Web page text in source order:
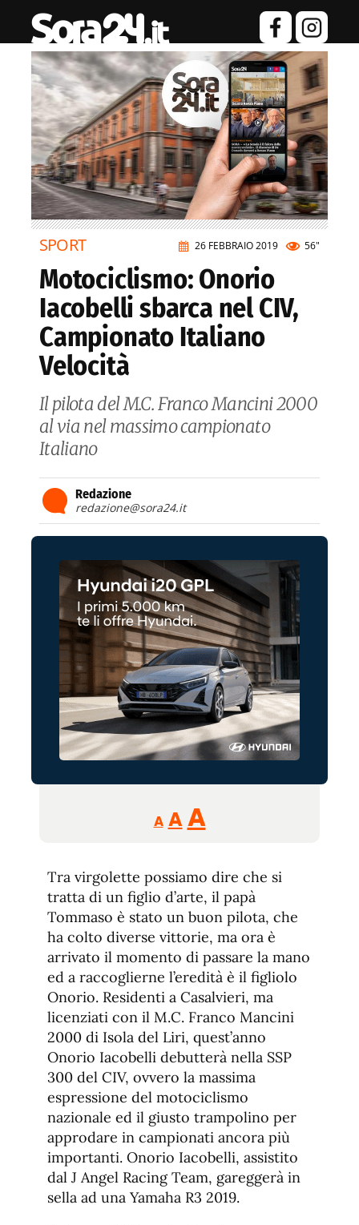
26 FEBBRAIO 2019 56"
SPORT
Motociclismo: Onorio
Iacobelli sbarca nel CIV,
Campionato Italiano
Velocità
Il pilota del M.C. Franco Mancini 2000
al via nel massimo campionato
Italiano
Redazione
redazione@sora24.it
A
Reducir
tamaño
A Restablecer
fuente
AAumentar
de
fuente.
Tra virgolette possiamo dire che si
tratta di un figlio d’arte, il papà
Tommaso è stato un buon pilota, che
ha colto diverse vittorie, ma ora è
arrivato il momento di passare la mano
ed a raccoglierne l’eredità è il figliolo
Onorio. Residenti a Casalvieri, ma
licenziati con il M.C. Franco Mancini
2000 di Isola del Liri, quest’anno
Onorio Iacobelli debutterà nella SSP
300 del CIV, ovvero la massima
espressione del motociclismo
nazionale ed il giusto trampolino per
approdare in campionati ancora più
importanti. Onorio Iacobelli, assistito
dal J Angel Racing Team, gareggerà in
sella ad una Yamaha R3 2019.